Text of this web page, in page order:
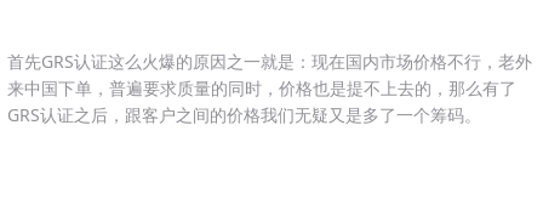
首先GRS认证这么火爆的原因之一就是：现在国内市场价格不行，老外
来中国下单，普遍要求质量的同时，价格也是提不上去的，那么有了
GRS认证之后，跟客户之间的价格我们无疑又是多了一个筹码。